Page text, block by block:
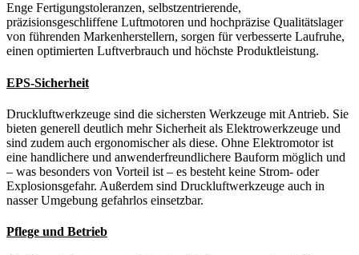
Enge Fertigungstoleranzen, selbstzentrierende,
präzisionsgeschliffene Luftmotoren und hochpräzise Qualitätslager
von führenden Markenherstellern, sorgen für verbesserte Laufruhe,
einen optimierten Luftverbrauch und höchste Produktleistung.
EPS-Sicherheit
Druckluftwerkzeuge sind die sichersten Werkzeuge mit Antrieb. Sie
bieten generell deutlich mehr Sicherheit als Elektrowerkzeuge und
sind zudem auch ergonomischer als diese. Ohne Elektromotor ist
eine handlichere und anwenderfreundlichere Bauform möglich und
– was besonders von Vorteil ist – es besteht keine Strom- oder
Explosionsgefahr. Außerdem sind Druckluftwerkzeuge auch in
nasser Umgebung gefahrlos einsetzbar.
Pflege und Betrieb